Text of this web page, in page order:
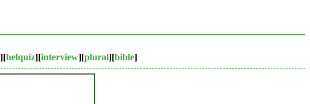
][helquiz][interview][plural][bible]